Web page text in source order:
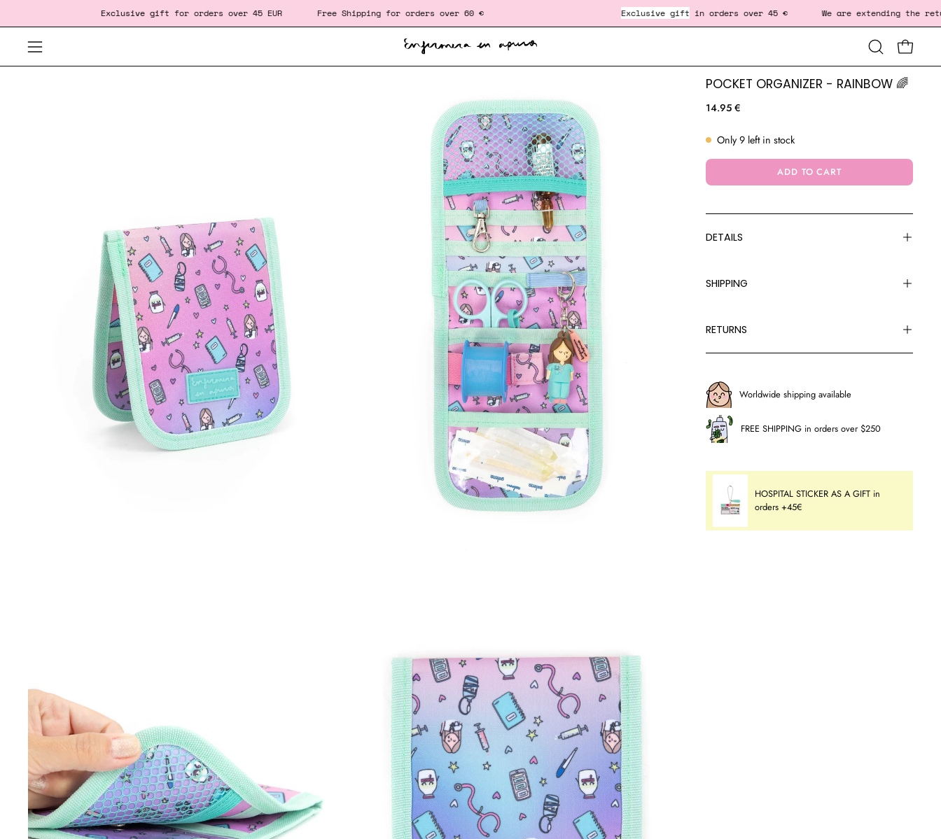
to
content
Exclusive giftfor orders over 45 EUR Free Shipping for orders over 60 € ‎ ‎ ‎ ‎ ‎ ‎ ‎ ‎ ‎ ‎ ‎ ‎ ‎ ‎ ‎ ‎ ‎ ‎ ‎ ‎ ‎ ‎ ‎ ‎ ‎ ‎ Exclusive giftin orders over 45 € We are extending the return
Open
Open
search
bar
OPEN
POCKET ORGANIZER - RAINBOW 🌈
14.95 €
Only9 left in stock
ADD TO CART
DETAILS
SHIPPING
RETURNS
Worldwide shipping available
FREE SHIPPING in orders over $250
HOSPITAL STICKER AS A GIFT in
orders +45€